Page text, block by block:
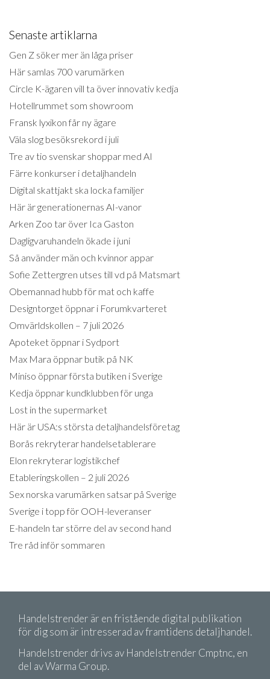
Senaste artiklarna
Gen Z söker mer än låga priser
Här samlas 700 varumärken
Circle K-ägaren vill ta över innovativ kedja
Hotellrummet som showroom
Fransk lyxikon får ny ägare
Väla slog besöksrekord i juli
Tre av tio svenskar shoppar med AI
Färre konkurser i detaljhandeln
Digital skattjakt ska locka familjer
Här är generationernas AI-vanor
Arken Zoo tar över Ica Gaston
Dagligvaruhandeln ökade i juni
Så använder män och kvinnor appar
Sofie Zettergren utses till vd på Matsmart
Obemannad hubb för mat och kaffe
Designtorget öppnar i Forumkvarteret
Omvärldskollen – 7 juli 2026
Apoteket öppnar i Sydport
Max Mara öppnar butik på NK
Miniso öppnar första butiken i Sverige
Kedja öppnar kundklubben för unga
Lost in the supermarket
Här är USA:s största detaljhandelsföretag
Borås rekryterar handelsetablerare
Elon rekryterar logistikchef
Etableringskollen – 2 juli 2026
Sex norska varumärken satsar på Sverige
Sverige i topp för OOH-leveranser
E-handeln tar större del av second hand
Tre råd inför sommaren
Handelstrender är en fristående digital publikation
för dig som är intresserad av framtidens detaljhandel.
Handelstrender drivs av Handelstrender Cmptnc, en
del av Warma Group.